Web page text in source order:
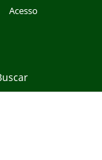
Acesso